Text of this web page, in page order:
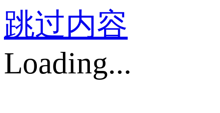
跳过内容
Loading...